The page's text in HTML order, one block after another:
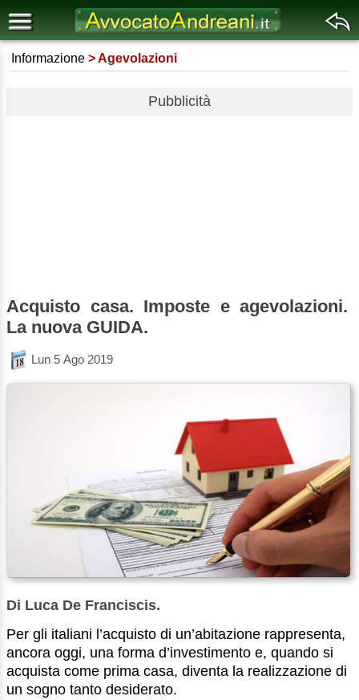
Informazione Agevolazioni
Pubblicità
Acquisto casa. Imposte e agevolazioni.
La nuova GUIDA.
Lun 5 Ago 2019
Di Luca De Franciscis.
Per gli italiani l’acquisto di un’abitazione rappresenta,
ancora oggi, una forma d’investimento e, quando si
acquista come prima casa, diventa la realizzazione di
un sogno tanto desiderato.